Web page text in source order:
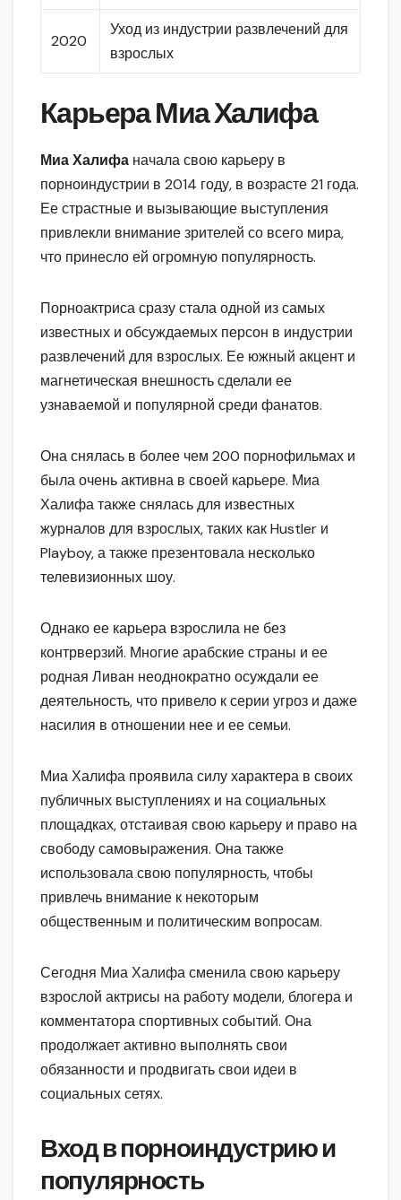
2020
Уход из индустрии развлечений для
взрослых
Карьера Миа Халифа
Миа Халифа начала свою карьеру в
порноиндустрии в 2014 году, в возрасте 21 года.
Ее страстные и вызывающие выступления
привлекли внимание зрителей со всего мира,
что принесло ей огромную популярность.
Порноактриса сразу стала одной из самых
известных и обсуждаемых персон в индустрии
развлечений для взрослых. Ее южный акцент и
магнетическая внешность сделали ее
узнаваемой и популярной среди фанатов.
Она снялась в более чем 200 порнофильмах и
была очень активна в своей карьере. Миа
Халифа также снялась для известных
журналов для взрослых, таких как Hustler и
Playboy, а также презентовала несколько
телевизионных шоу.
Однако ее карьера взрослила не без
контрверзий. Многие арабские страны и ее
родная Ливан неоднократно осуждали ее
деятельность, что привело к серии угроз и даже
насилия в отношении нее и ее семьи.
Миа Халифа проявила силу характера в своих
публичных выступлениях и на социальных
площадках, отстаивая свою карьеру и право на
свободу самовыражения. Она также
использовала свою популярность, чтобы
привлечь внимание к некоторым
общественным и политическим вопросам.
Сегодня Миа Халифа сменила свою карьеру
взрослой актрисы на работу модели, блогера и
комментатора спортивных событий. Она
продолжает активно выполнять свои
обязанности и продвигать свои идеи в
социальных сетях.
Вход в порноиндустрию и
популярность